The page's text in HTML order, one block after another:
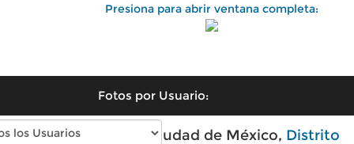
Presiona para abrir ventana completa:
Fotos por Usuario:
Fotos antiguas de Ciudad de México, Distrito